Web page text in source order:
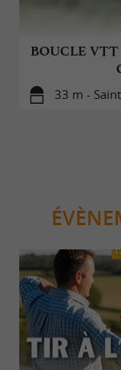
BOUCLE VTT
33 m -